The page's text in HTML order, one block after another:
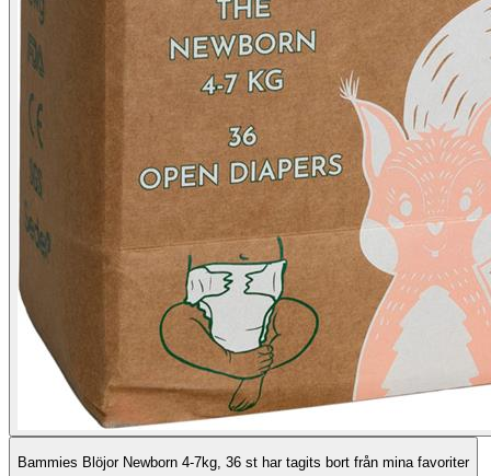
Bammies Blöjor Newborn 4-7kg, 36 st har tagits bort från mina favoriter